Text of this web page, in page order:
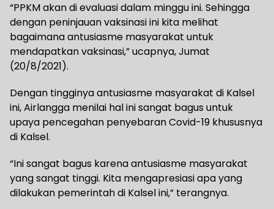
“PPKM akan di evaluasi dalam minggu ini. Sehingga
dengan peninjauan vaksinasi ini kita melihat
bagaimana antusiasme masyarakat untuk
mendapatkan vaksinasi,” ucapnya, Jumat
(20/8/2021).
Dengan tingginya antusiasme masyarakat di Kalsel
ini, Airlangga menilai hal ini sangat bagus untuk
upaya pencegahan penyebaran Covid-19 khususnya
di Kalsel.
“Ini sangat bagus karena antusiasme masyarakat
yang sangat tinggi. Kita mengapresiasi apa yang
dilakukan pemerintah di Kalsel ini,” terangnya.